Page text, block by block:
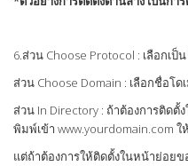
6.ส่วน Choose Protocol : เลือกเป็
ส่วน Choose Domain : เลือกชื่อโ
ส่วน In Directory : ถ้าต้องการติดตั้
พิมพ์เข้า www.yourdomain.com ใ
แต่ถ้าต้องการให้ติดตั้งในหน้าย่อยข